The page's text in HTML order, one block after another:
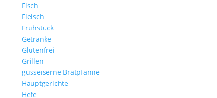
Fisch
Fleisch
Frühstück
Getränke
Glutenfrei
Grillen
gusseiserne Bratpfanne
Hauptgerichte
Hefe